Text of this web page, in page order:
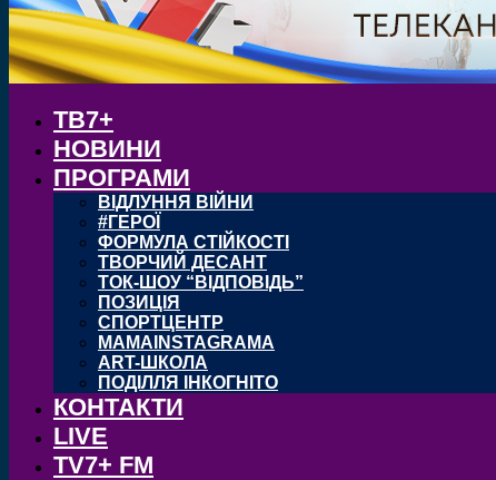
ТВ7+
НОВИНИ
ПРОГРАМИ
ВІДЛУННЯ ВІЙНИ
#ГЕРОЇ
ФОРМУЛА СТІЙКОСТІ
ТВОРЧИЙ ДЕСАНТ
ТОК-ШОУ “ВІДПОВІДЬ”
ПОЗИЦІЯ
СПОРТЦЕНТР
MAMAINSTAGRAMA
ART-ШКОЛА
ПОДІЛЛЯ ІНКОГНІТО
КОНТАКТИ
LIVE
TV7+ FM